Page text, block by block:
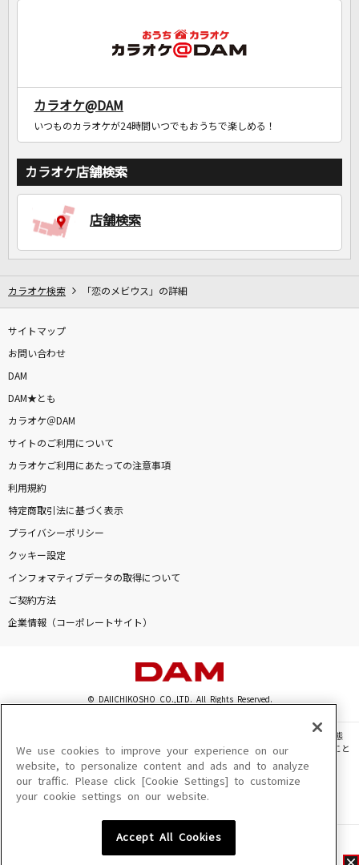
カラオケ@DAM
いつものカラオケが24時間いつでもおうちで楽しめる！
カラオケ店舗検索
店舗検索
カラオケ検索 「恋のメビウス」の詳細
サイトマップ
お問い合わせ
DAM
DAM★とも
カラオケ＠DAM
サイトのご利用について
カラオケご利用にあたっての注意事項
利用規約
特定商取引法に基づく表示
プライバシーポリシー
クッキー設定
インフォマティブデータの取得について
ご契約方法
企業情報（コーポレートサイト）
© DAIICHIKOSHO CO.,LTD. All Rights Reserved.
このサイトに掲載されている一切の文章・画像・写真・動画・音声等を、手段や形態
を問わず、著作権法の定める範囲を超えて無断で複製、転載、ファイル化などすること
を禁じます。
楽曲及びコンテンツは、機種によりご利用いただけない場合があります。
楽曲及びコンテンツの配信日、配信内容が変更になる場合があります。
We use cookies to improve your experience on our
website, to personalize content and ads and to analyze
our traffic. Please click [Cookie Settings] to customize
your cookie settings on our website.
Accept All Cookies